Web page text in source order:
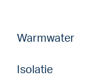
Warmwater
Isolatie